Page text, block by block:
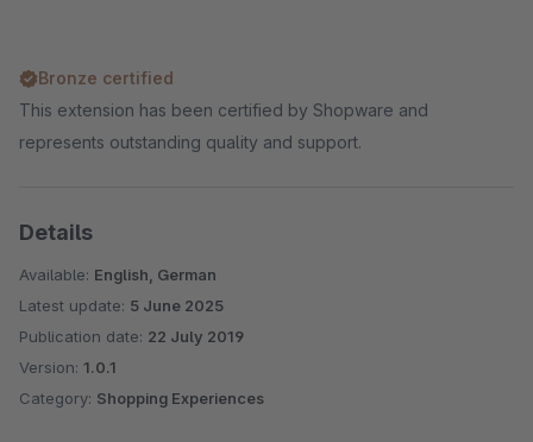
Bronze certified
This extension has been certified by Shopware and
represents outstanding quality and support.
Details
Available: English, German
Latest update: 5 June 2025
Publication date: 22 July 2019
Version: 1.0.1
Category: Shopping Experiences